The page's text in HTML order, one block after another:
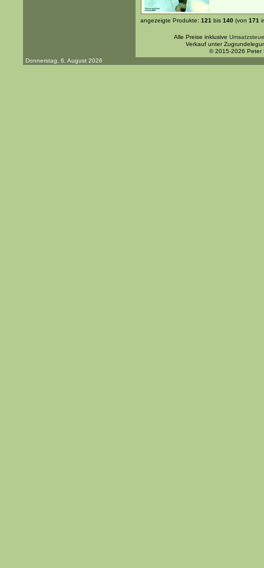
angezeigte Produkte: 121 bis 140 (von 171
Alle Preise inklusive
Verkauf unter
© 2015-2026 Peter
Donnerstag, 6. August 2026